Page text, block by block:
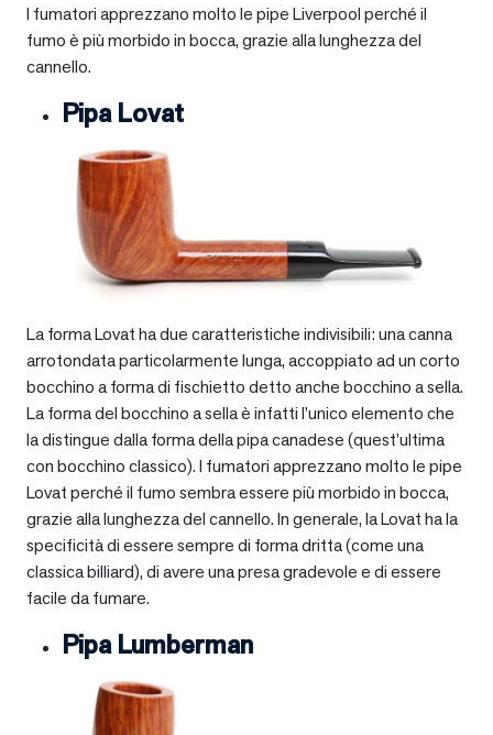
I fumatori apprezzano molto le pipe Liverpool perché il
fumo è più morbido in bocca, grazie alla lunghezza del
cannello.
Pipa Lovat
La forma Lovat ha due caratteristiche indivisibili: una canna
arrotondata particolarmente lunga, accoppiato ad un corto
bocchino a forma di fischietto detto anche bocchino a sella.
La forma del bocchino a sella è infatti l’unico elemento che
la distingue dalla forma della pipa canadese (quest’ultima
con bocchino classico). I fumatori apprezzano molto le pipe
Lovat perché il fumo sembra essere più morbido in bocca,
grazie alla lunghezza del cannello. In generale, la Lovat ha la
specificità di essere sempre di forma dritta (come una
classica billiard), di avere una presa gradevole e di essere
facile da fumare.
Pipa Lumberman